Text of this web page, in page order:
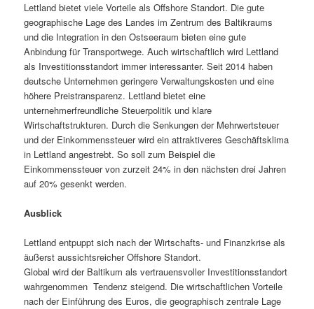
Lettland bietet viele Vorteile als Offshore Standort. Die gute
geographische Lage des Landes im Zentrum des Baltikraums
und die Integration in den Ostseeraum bieten eine gute
Anbindung für Transportwege. Auch wirtschaftlich wird Lettland
als Investitionsstandort immer interessanter. Seit 2014 haben
deutsche Unternehmen geringere Verwaltungskosten und eine
höhere Preistransparenz. Lettland bietet eine
unternehmerfreundliche Steuerpolitik und klare
Wirtschaftstrukturen. Durch die Senkungen der Mehrwertsteuer
und der Einkommenssteuer wird ein attraktiveres Geschäftsklima
in Lettland angestrebt. So soll zum Beispiel die
Einkommenssteuer von zurzeit 24% in den nächsten drei Jahren
auf 20% gesenkt werden.
Ausblick
Lettland entpuppt sich nach der Wirtschafts- und Finanzkrise als
äußerst aussichtsreicher Offshore Standort.
Global wird der Baltikum als vertrauensvoller Investitionsstandort
wahrgenommen  Tendenz steigend. Die wirtschaftlichen Vorteile
nach der Einführung des Euros, die geographisch zentrale Lage